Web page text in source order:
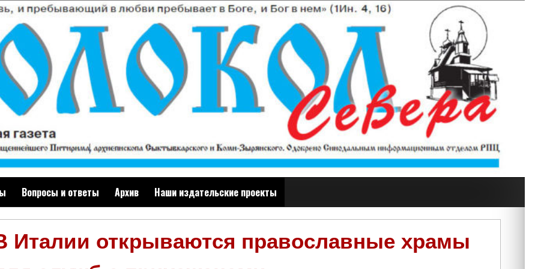
Вопросы и ответы Архив Наши издательские проекты
Италии открываются православные храмы